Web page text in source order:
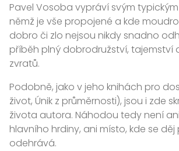
Pavel Vosoba vypráví svým
němž je vše propojené a kde
dobro či zlo nejsou nikdy snadno
příběh plný dobrodružství, tajemství
zvratů.
Podobně, jako v jeho knihách pro
život, Únik z průměrnosti), jsou i zde
života autora. Náhodou tedy není
hlavního hrdiny, ani místo, kde se děj
odehrává.